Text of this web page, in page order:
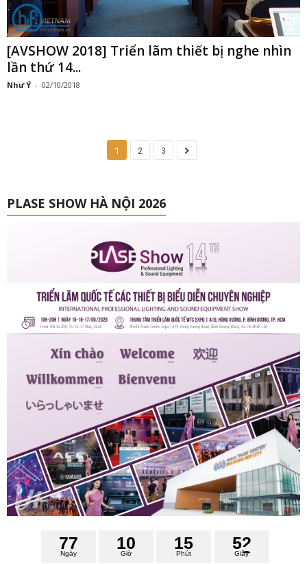
[AVSHOW 2018] Triển lãm thiết bị nghe nhìn
lần thứ 14...
Như Ý - 02/10/2018
1 2 3
PLASE SHOW HÀ NỘI 2026
Ngày
77
Giờ
10
Phút
15
Giây
51